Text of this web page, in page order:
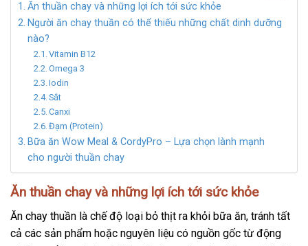
Ăn thuần chay và những lợi ích tới sức khỏe
Người ăn chay thuần có thể thiếu những chất dinh dưỡng
nào?
Vitamin B12
Omega 3
Iodin
Sắt
Canxi
Đạm (Protein)
Bữa ăn Wow Meal & CordyPro – Lựa chọn lành mạnh
cho người thuần chay
Ăn thuần chay và những lợi ích tới sức khỏe
Ăn chay thuần là chế độ loại bỏ thịt ra khỏi bữa ăn, tránh tất
cả các sản phẩm hoặc nguyên liệu có nguồn gốc từ động